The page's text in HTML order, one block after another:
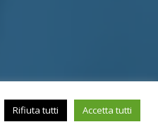
Credits Reattiva
Rifiuta tutti Accetta tutti